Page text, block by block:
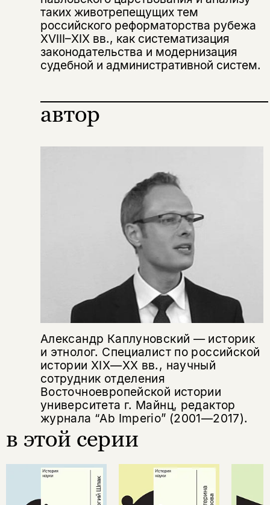
таких животрепещущих тем
российского реформаторства рубежа
XVIII–XIX вв., как систематизация
законодательства и модернизация
судебной и административной систем.
автор
Александр Каплуновский — историк
и этнолог. Специалист по российской
истории XIX—XX вв., научный
сотрудник отделения
Восточноевропейской истории
университета г. Майнц, редактор
журнала “Ab Imperio” (2001—2017).
в этой серии
Копировать
ссылку
ВконтактеТелеграм Дзен